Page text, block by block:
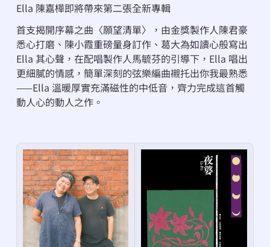
Ella 陳嘉樺即將帶來第二張全新專輯
首支揭開序幕之曲〈願望清單〉，由金獎製作人陳君豪
悉心打磨、陳小霞重磅量身訂作、葛大為如讀心般寫出
Ella 其心聲，在配唱製作人馬毓芬的引導下，Ella 唱出
更細膩的情感，簡單深刻的弦樂編曲襯托出你我最熟悉
——Ella 溫暖厚實充滿磁性的中低音，齊力完成這首觸
動人心的動人之作。